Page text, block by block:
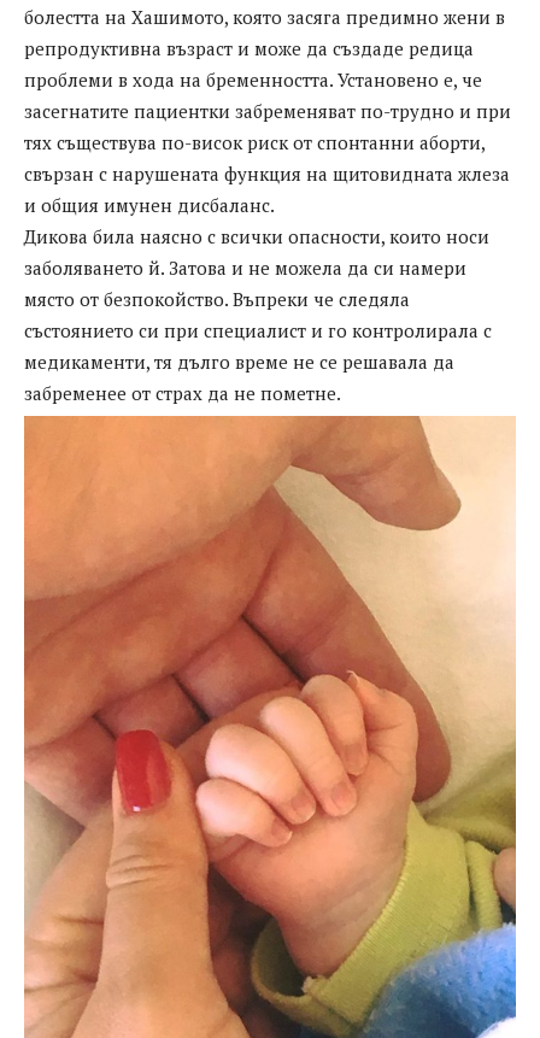
болестта на Хашимото, която засяга предимно жени в
репродуктивна възраст и може да създаде редица
проблеми в хода на бременността. Установено е, че
засегнатите пациентки забременяват по-трудно и при
тях съществува по-висок риск от спонтанни аборти,
свързан с нарушената функция на щитовидната жлеза
и общия имунен дисбаланс.
Дикова била наясно с всички опасности, които носи
заболяването й. Затова и не можела да си намери
място от безпокойство. Въпреки че следяла
състоянието си при специалист и го контролирала с
медикаменти, тя дълго време не се решавала да
забременее от страх да не пометне.